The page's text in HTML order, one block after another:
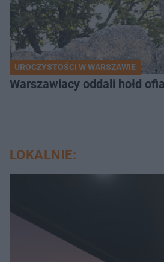
UROCZYSTOŚCI W WARSZAWIE
Warszawiacy oddali hołd
LOKALNIE: